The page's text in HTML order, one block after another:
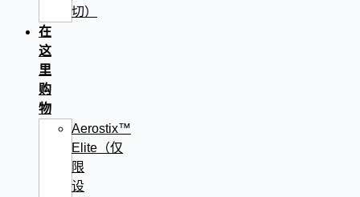
切）
在
这
里
购
物
Aerostix™
Elite（仅
限
设